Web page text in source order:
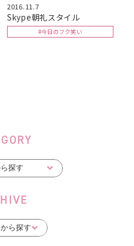
2016.11.7
Skype朝礼スタイル
#今日のフク笑い